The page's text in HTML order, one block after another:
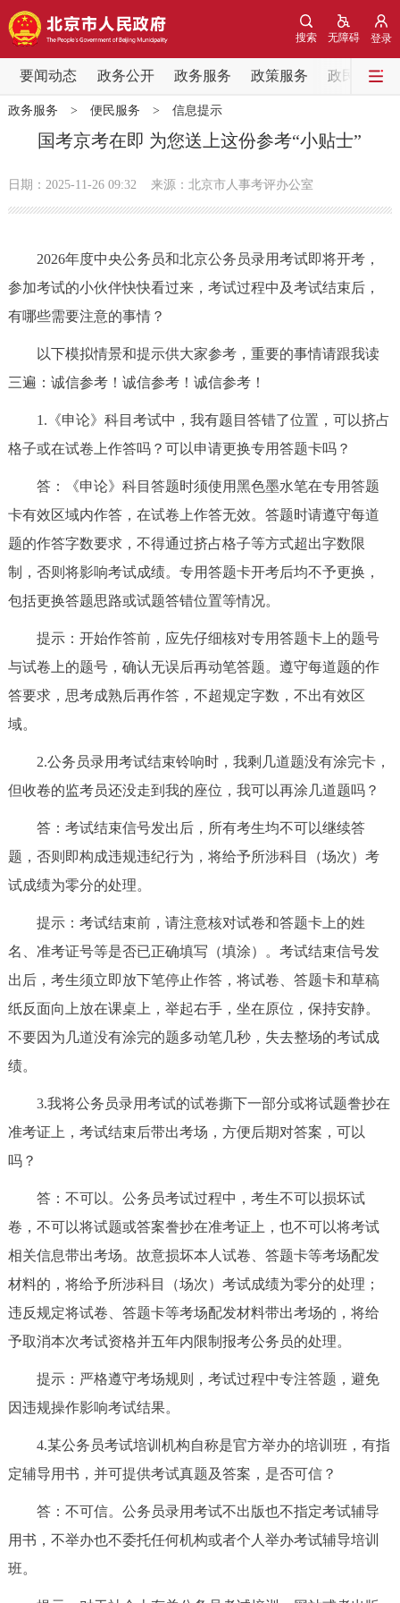
登录
无障碍
搜索
要闻动态 政务公开 政务服务 政策服务 政民互动
要闻动态
党中央精神 国务院信息
政务公开
市领导
决策公开 专题公开
个人服务 法人服务 部门服务
便民服务 利企服务 投资项目
政民互动
参与调查 在线访谈 图说互动
北京概况 十六区概览 人文北京
多语种
ENGLISH 한국어 日本語
ESPAÑOL العربية PORTUGUÊS
回到顶部
政务服务 > 便民服务 > 信息提示
国考京考在即 为您送上这份参考“小贴士”
日期：2025-11-26 09:32 来源：北京市人事考评办公室
2026年度中央公务员和北京公务员录用考试即将开考，
参加考试的小伙伴快快看过来，考试过程中及考试结束后，
有哪些需要注意的事情？
以下模拟情景和提示供大家参考，重要的事情请跟我读
三遍：诚信参考！诚信参考！诚信参考！
1.《申论》科目考试中，我有题目答错了位置，可以挤占
格子或在试卷上作答吗？可以申请更换专用答题卡吗？
答：《申论》科目答题时须使用黑色墨水笔在专用答题
卡有效区域内作答，在试卷上作答无效。答题时请遵守每道
题的作答字数要求，不得通过挤占格子等方式超出字数限
制，否则将影响考试成绩。专用答题卡开考后均不予更换，
包括更换答题思路或试题答错位置等情况。
提示：开始作答前，应先仔细核对专用答题卡上的题号
与试卷上的题号，确认无误后再动笔答题。遵守每道题的作
答要求，思考成熟后再作答，不超规定字数，不出有效区
域。
2.公务员录用考试结束铃响时，我剩几道题没有涂完卡，
但收卷的监考员还没走到我的座位，我可以再涂几道题吗？
答：考试结束信号发出后，所有考生均不可以继续答
题，否则即构成违规违纪行为，将给予所涉科目（场次）考
试成绩为零分的处理。
提示：考试结束前，请注意核对试卷和答题卡上的姓
名、准考证号等是否已正确填写（填涂）。考试结束信号发
出后，考生须立即放下笔停止作答，将试卷、答题卡和草稿
纸反面向上放在课桌上，举起右手，坐在原位，保持安静。
不要因为几道没有涂完的题多动笔几秒，失去整场的考试成
绩。
3.我将公务员录用考试的试卷撕下一部分或将试题誊抄在
准考证上，考试结束后带出考场，方便后期对答案，可以
吗？
答：不可以。公务员考试过程中，考生不可以损坏试
卷，不可以将试题或答案誊抄在准考证上，也不可以将考试
相关信息带出考场。故意损坏本人试卷、答题卡等考场配发
材料的，将给予所涉科目（场次）考试成绩为零分的处理；
违反规定将试卷、答题卡等考场配发材料带出考场的，将给
予取消本次考试资格并五年内限制报考公务员的处理。
提示：严格遵守考场规则，考试过程中专注答题，避免
因违规操作影响考试结果。
4.某公务员考试培训机构自称是官方举办的培训班，有指
定辅导用书，并可提供考试真题及答案，是否可信？
答：不可信。公务员录用考试不出版也不指定考试辅导
用书，不举办也不委托任何机构或者个人举办考试辅导培训
班。